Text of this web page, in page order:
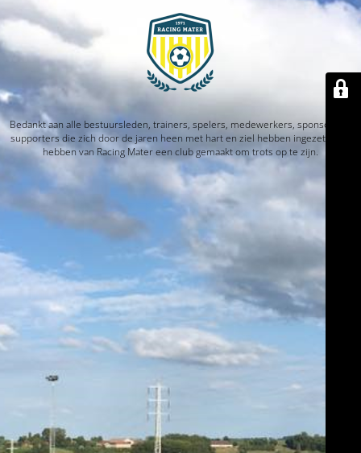
Bedankt aan alle bestuursleden, trainers, spelers, medewerkers, sponsors en
supporters die zich door de jaren heen met hart en ziel hebben ingezet. Jullie
hebben van Racing Mater een club gemaakt om trots op te zijn.